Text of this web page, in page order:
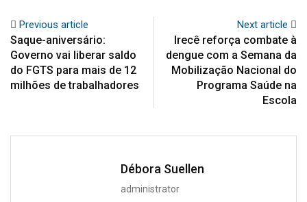
Previous article
Saque-aniversário:
Governo vai liberar saldo
do FGTS para mais de 12
milhões de trabalhadores
Next article
Irecê reforça combate à
dengue com a Semana da
Mobilização Nacional do
Programa Saúde na
Escola
Débora Suellen
administrator